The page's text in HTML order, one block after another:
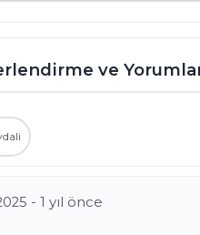
ve
- 1 yıl önce